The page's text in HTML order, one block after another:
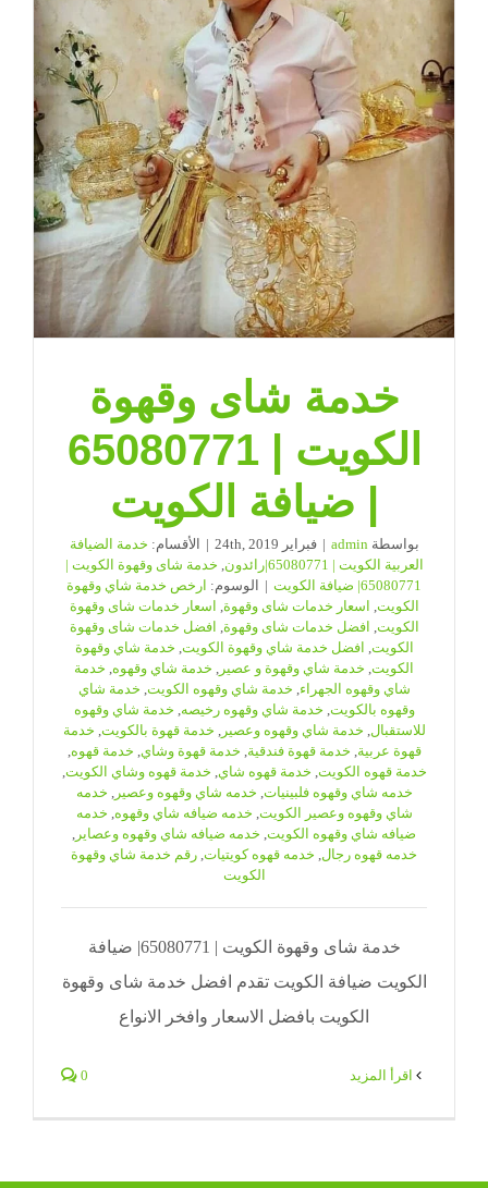
خدمة شاى وقهوة
الكويت | 65080771
| ضيافة الكويت
بواسطةadmin
| فبراير 24th, 2019 | الأقسام: خدمة الضيافة
العربية الكويت | 65080771|رائدون
, خدمة شاى وقهوة الكويت |
65080771| ضيافة الكويت
| الوسوم: ارخص خدمة شاي وقهوة
الكويت, اسعار خدمات شاى وقهوة, اسعار خدمات شاى وقهوة
الكويت, افضل خدمات شاى وقهوة, افضل خدمات شاى وقهوة
الكويت, افضل خدمة شاي وقهوة الكويت, خدمة شاي وقهوة
الكويت, خدمة شاي وقهوة و عصير , خدمة شاي وقهوه, خدمة
شاي وقهوه الجهراء, خدمة شاي وقهوه الكويت, خدمة شاي
وقهوه بالكويت, خدمة شاي وقهوه رخيصه, خدمة شاي وقهوه
للاستقبال, خدمة شاي وقهوه وعصير, خدمة قهوة بالكويت, خدمة
قهوة عربية, خدمة قهوة فندقية, خدمة قهوة وشاي, خدمة قهوه,
خدمة قهوه الكويت, خدمة قهوه شاي, خدمة قهوه وشاي الكويت,
خدمه شاي وقهوه فلبينيات, خدمه شاي وقهوه وعصير, خدمه
شاي وقهوه وعصير الكويت, خدمه ضيافه شاي وقهوه, خدمه
ضيافه شاي وقهوه الكويت, خدمه ضيافه شاي وقهوه وعصاير ,
خدمه قهوه رجال, خدمه قهوه كويتيات, رقم خدمة شاي وقهوة
الكويت
خدمة شاى وقهوة الكويت | 65080771| ضيافة
الكويت ضيافة الكويت تقدم افضل خدمة شاى وقهوة
الكويت بافضل الاسعار وافخر الانواع
0